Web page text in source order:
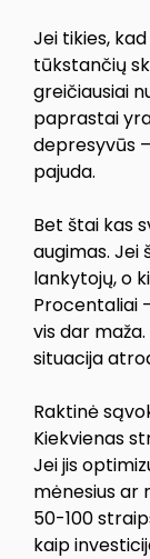
Jei tikies,
tūkstančių
greičiausiai
paprastai
depresyvūs
pajuda.
Bet štai kas
augimas. Jei
lankytojų, o
Procentaliai
vis dar
situacija
Raktinė
Kiekvienas
Jei jis
mėnesius ar
50-100
kaip